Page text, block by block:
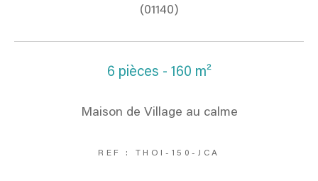
(01140)
6 pièces - 160 m²
Maison de Village au calme
REF : THOI-150-JCA